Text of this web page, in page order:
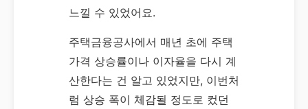
느낄 수 있었어요.
주택금융공사에서 매년 초에 주택
가격 상승률이나 이자율을 다시 계
산한다는 건 알고 있었지만, 이번처
럼 상승 폭이 체감될 정도로 컸던